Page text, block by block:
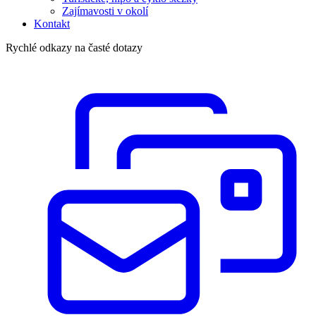
Zajímavosti v okolí
Kontakt
Rychlé odkazy na časté dotazy